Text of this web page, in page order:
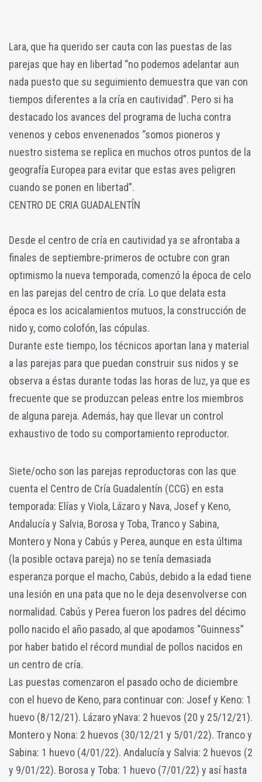
Lara, que ha querido ser cauta con las puestas de las
parejas que hay en libertad “no podemos adelantar aun
nada puesto que su seguimiento demuestra que van con
tiempos diferentes a la cría en cautividad”. Pero si ha
destacado los avances del programa de lucha contra
venenos y cebos envenenados “somos pioneros y
nuestro sistema se replica en muchos otros puntos de la
geografía Europea para evitar que estas aves peligren
cuando se ponen en libertad”.
CENTRO DE CRIA GUADALENTÍN
Desde el centro de cría en cautividad ya se afrontaba a
finales de septiembre-primeros de octubre con gran
optimismo la nueva temporada, comenzó la época de celo
en las parejas del centro de cría. Lo que delata esta
época es los acicalamientos mutuos, la construcción de
nido y, como colofón, las cópulas.
Durante este tiempo, los técnicos aportan lana y material
a las parejas para que puedan construir sus nidos y se
observa a éstas durante todas las horas de luz, ya que es
frecuente que se produzcan peleas entre los miembros
de alguna pareja. Además, hay que llevar un control
exhaustivo de todo su comportamiento reproductor.
Siete/ocho son las parejas reproductoras con las que
cuenta el Centro de Cría Guadalentín (CCG) en esta
temporada: Elías y Viola, Lázaro y Nava, Josef y Keno,
Andalucía y Salvia, Borosa y Toba, Tranco y Sabina,
Montero y Nona y Cabús y Perea, aunque en esta última
(la posible octava pareja) no se tenía demasiada
esperanza porque el macho, Cabús, debido a la edad tiene
una lesión en una pata que no le deja desenvolverse con
normalidad. Cabús y Perea fueron los padres del décimo
pollo nacido el año pasado, al que apodamos “Guinness”
por haber batido el récord mundial de pollos nacidos en
un centro de cría.
Las puestas comenzaron el pasado ocho de diciembre
con el huevo de Keno, para continuar con: Josef y Keno: 1
huevo (8/12/21). Lázaro yNava: 2 huevos (20 y 25/12/21).
Montero y Nona: 2 huevos (30/12/21 y 5/01/22). Tranco y
Sabina: 1 huevo (4/01/22). Andalucía y Salvia: 2 huevos (2
y 9/01/22). Borosa y Toba: 1 huevo (7/01/22) y así hasta